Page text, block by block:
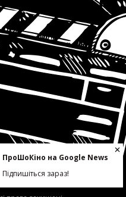
ПроШоКіно на Google News
Підпишіться зараз!